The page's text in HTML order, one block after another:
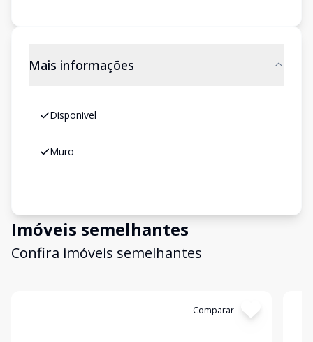
Mais informações
Disponivel
Muro
Imóveis semelhantes
Confira imóveis semelhantes
Comparar